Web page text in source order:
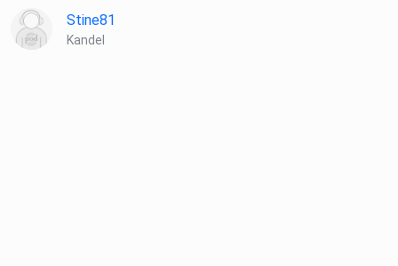
Stine81
Kandel